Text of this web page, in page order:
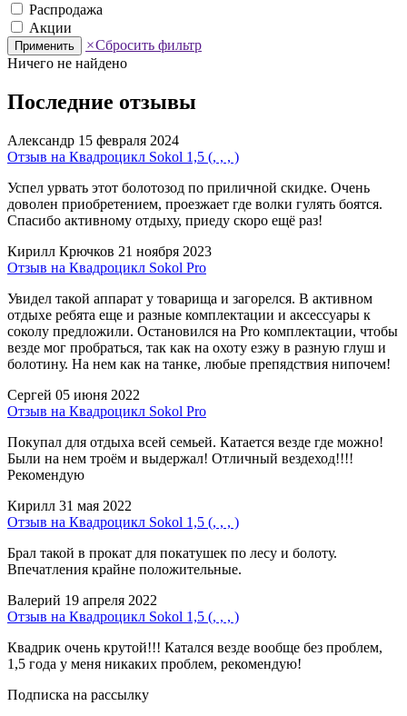
Распродажа
Акции
Применить ×Сбросить фильтр
Ничего не найдено
Последние отзывы
Александр 15 февраля 2024
Отзыв на Квадроцикл Sokol 1,5 (, , , )
Успел урвать этот болотозод по приличной скидке. Очень
доволен приобретением, проезжает где волки гулять боятся.
Спасибо активному отдыху, приеду скоро ещё раз!
Кирилл Крючков 21 ноября 2023
Отзыв на Квадроцикл Sokol Pro
Увидел такой аппарат у товарища и загорелся. В активном
отдыхе ребята еще и разные комплектации и аксессуары к
соколу предложили. Остановился на Pro комплектации, чтобы
везде мог пробраться, так как на охоту езжу в разную глуш и
болотину. На нем как на танке, любые препядствия нипочем!
Сергей 05 июня 2022
Отзыв на Квадроцикл Sokol Pro
Покупал для отдыха всей семьей. Катается везде где можно!
Были на нем троём и выдержал! Отличный вездеход!!!!
Рекомендую
Кирилл 31 мая 2022
Отзыв на Квадроцикл Sokol 1,5 (, , , )
Брал такой в прокат для покатушек по лесу и болоту.
Впечатления крайне положительные.
Валерий 19 апреля 2022
Отзыв на Квадроцикл Sokol 1,5 (, , , )
Квадрик очень крутой!!! Катался везде вообще без проблем,
1,5 года у меня никаких проблем, рекомендую!
Подписка на рассылку